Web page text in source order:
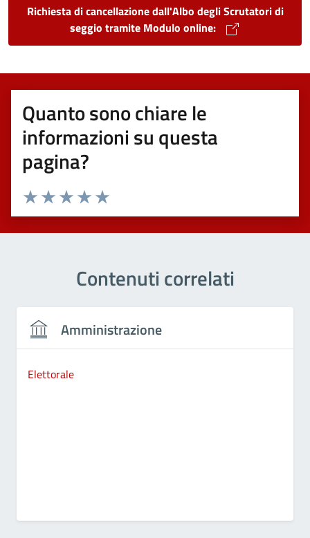
Richiesta di cancellazione dall'Albo degli Scrutatori di
seggio tramite Modulo online:
Quanto sono chiare le
informazioni su questa
pagina?
Valuta 5 stelle su 5
Valuta 4 stelle su 5
Valuta 3 stelle su 5
Valuta 2 stelle su 5
Valuta 1 stelle su 5
Contenuti correlati
Amministrazione
Elettorale